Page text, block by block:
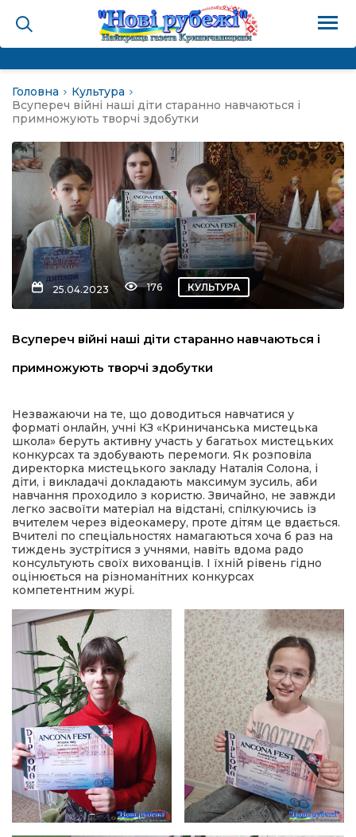
громада
не буває
Відповідаємо
Головна
Культура
Всупереч війні наші діти старанно навчаються і
примножують творчі здобутки
25.04.2023 176 КУЛЬТУРА
Всупереч війні наші діти старанно навчаються і
примножують творчі здобутки
Незважаючи на те, що доводиться навчатися у
форматі онлайн, учні КЗ «Криничанська мистецька
школа» беруть активну участь у багатьох мистецьких
конкурсах та здобувають перемоги. Як розповіла
директорка мистецького закладу Наталія Солона, і
діти, і викладачі докладають максимум зусиль, аби
навчання проходило з користю. Звичайно, не завжди
легко засвоїти матеріал на відстані, спілкуючись із
вчителем через відеокамеру, проте дітям це вдається.
Вчителі по спеціальностях намагаються хоча б раз на
тиждень зустрітися з учнями, навіть вдома радо
консультують своїх вихованців. І їхній рівень гідно
оцінюється на різноманітних конкурсах
компетентним журі.